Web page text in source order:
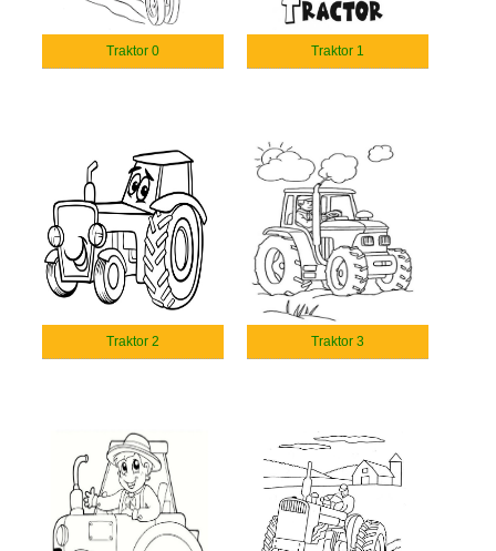
Traktor 0 Traktor 1
Traktor 2 Traktor 3